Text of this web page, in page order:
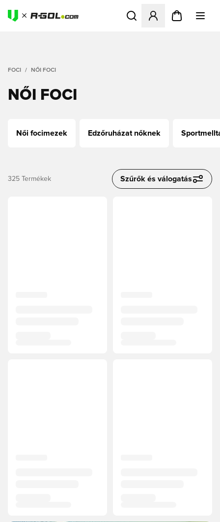
Megnyit egy modált a
FOCI NŐI FOCI
NŐI FOCI
Női focimezek Edzőruházat nőknek
325 Termékek Szűrők és válogatás